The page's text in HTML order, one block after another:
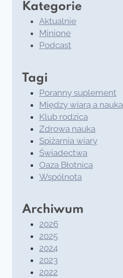
Kategorie
Aktualnie
Minione
Podcast
Tagi
Poranny suplement
Między wiarą a nauką
Klub rodzica
Zdrowa nauka
Spiżarnia wiary
Świadectwa
Oaza Błotnica
Wspólnota
Archiwum
2026
2025
2024
2023
2022